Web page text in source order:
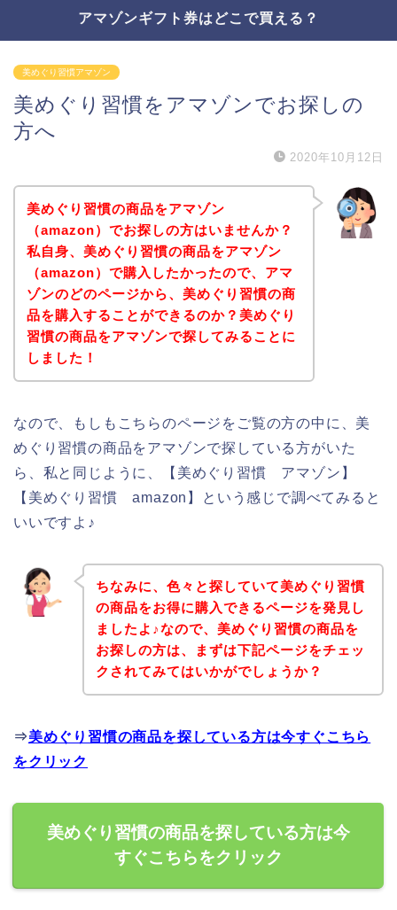
アマゾンギフト券はどこで買える？
美めぐり習慣アマゾン
美めぐり習慣をアマゾンでお探しの
方へ
2020年10月12日
美めぐり習慣の商品をアマゾン
（amazon）でお探しの方はいませんか？
私自身、美めぐり習慣の商品をアマゾン
（amazon）で購入したかったので、アマ
ゾンのどのページから、美めぐり習慣の商
品を購入することができるのか？美めぐり
習慣の商品をアマゾンで探してみることに
しました！
なので、もしもこちらのページをご覧の方の中に、美
めぐり習慣の商品をアマゾンで探している方がいた
ら、私と同じように、【美めぐり習慣 アマゾン】
【美めぐり習慣 amazon】という感じで調べてみると
いいですよ♪
ちなみに、色々と探していて美めぐり習慣
の商品をお得に購入できるページを発見し
ましたよ♪なので、美めぐり習慣の商品を
お探しの方は、まずは下記ページをチェッ
クされてみてはいかがでしょうか？
⇒美めぐり習慣の商品を探している方は今すぐこちら
をクリック
美めぐり習慣の商品を探している方は今
すぐこちらをクリック